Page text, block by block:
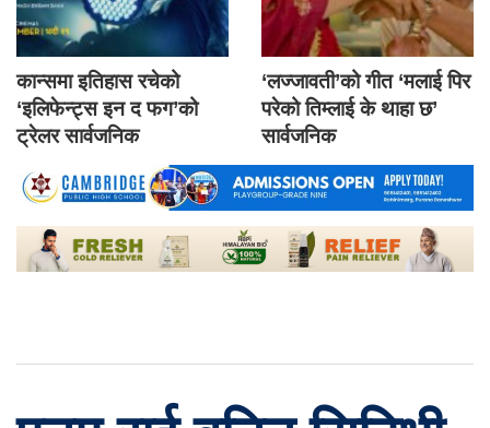
कान्समा इतिहास रचेको
‘इलिफेन्ट्स इन द फग’को
ट्रेलर सार्वजनिक
‘लज्जावती’को गीत ‘मलाई पिर
परेको तिम्लाई के थाहा छ’
सार्वजनिक